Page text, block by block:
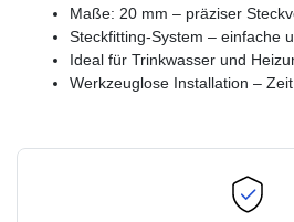
Maße: 20 mm – präziser
Steckfitting-System – einfache
Ideal für Trinkwasser und
Werkzeuglose Installation –